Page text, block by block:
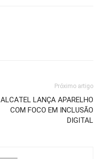
Próximo artigo
ALCATEL LANÇA APARELHO
COM FOCO EM INCLUSÃO
DIGITAL